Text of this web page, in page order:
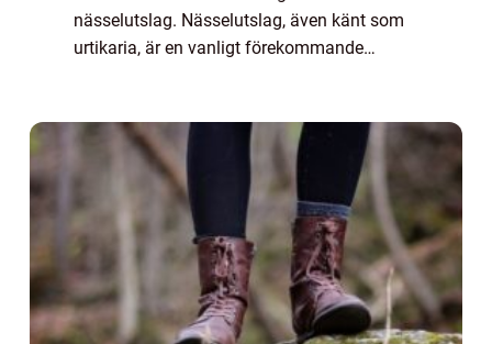
nässelutslag. Nässelutslag, även känt som
urtikaria, är en vanligt förekommande
kommer vi at...